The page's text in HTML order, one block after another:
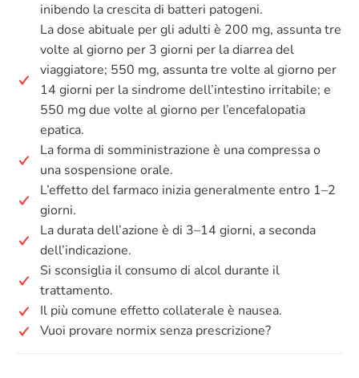
inibendo la crescita di batteri patogeni.
La dose abituale per gli adulti è 200 mg, assunta tre
volte al giorno per 3 giorni per la diarrea del
viaggiatore; 550 mg, assunta tre volte al giorno per
14 giorni per la sindrome dell’intestino irritabile; e
550 mg due volte al giorno per l’encefalopatia
epatica.
La forma di somministrazione è una compressa o
una sospensione orale.
L’effetto del farmaco inizia generalmente entro 1–2
giorni.
La durata dell’azione è di 3–14 giorni, a seconda
dell’indicazione.
Si sconsiglia il consumo di alcol durante il
trattamento.
Il più comune effetto collaterale è nausea.
Vuoi provare normix senza prescrizione?